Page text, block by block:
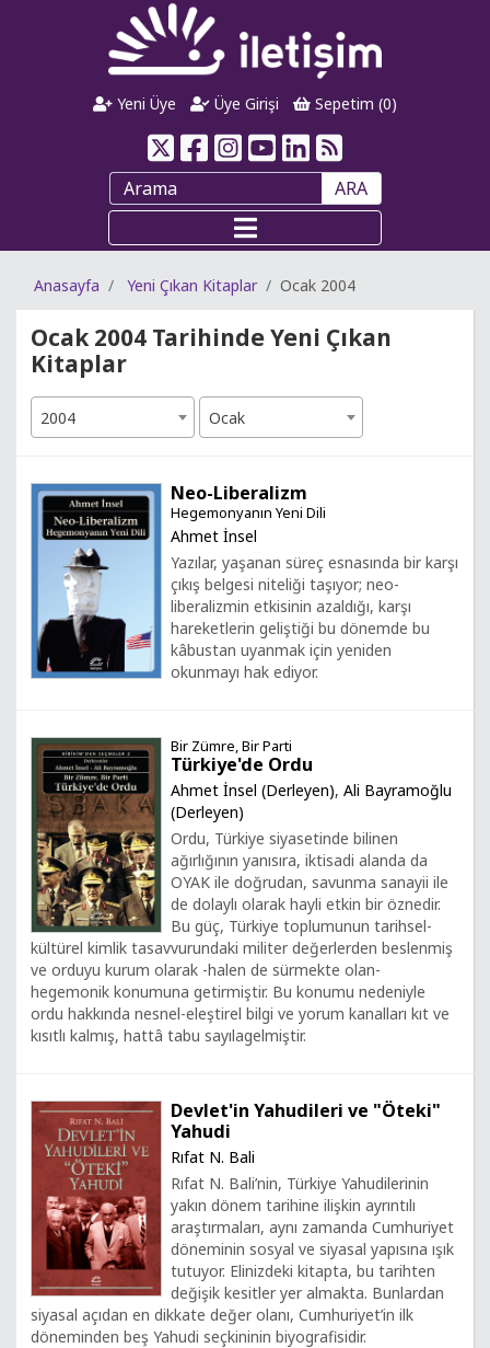
Yeni Üye Üye Girişi Sepetim (0)
ARA
Anasayfa Yeni Çıkan Kitaplar Ocak 2004
Ocak 2004 Tarihinde Yeni Çıkan
Kitaplar
2004 Ocak
Neo-Liberalizm
Hegemonyanın Yeni Dili
Ahmet İnsel
Yazılar, yaşanan süreç esnasında bir karşı
çıkış belgesi niteliği taşıyor; neo-
liberalizmin etkisinin azaldığı, karşı
hareketlerin geliştiği bu dönemde bu
kâbustan uyanmak için yeniden
okunmayı hak ediyor.
Bir Zümre, Bir Parti
Türkiye'de Ordu
Ahmet İnsel (Derleyen), Ali Bayramoğlu
(Derleyen)
Ordu, Türkiye siyasetinde bilinen
ağırlığının yanısıra, iktisadi alanda da
OYAK ile doğrudan, savunma sanayii ile
de dolaylı olarak hayli etkin bir öznedir.
Bu güç, Türkiye toplumunun tarihsel-
kültürel kimlik tasavvurundaki militer değerlerden beslenmiş
ve orduyu kurum olarak -halen de sürmekte olan-
hegemonik konumuna getirmiştir. Bu konumu nedeniyle
ordu hakkında nesnel-eleştirel bilgi ve yorum kanalları kıt ve
kısıtlı kalmış, hattâ tabu sayılagelmiştir.
Devlet'in Yahudileri ve "Öteki"
Yahudi
Rıfat N. Bali
Rıfat N. Bali’nin, Türkiye Yahudilerinin
yakın dönem tarihine ilişkin ayrıntılı
araştırmaları, aynı zamanda Cumhuriyet
döneminin sosyal ve siyasal yapısına ışık
tutuyor. Elinizdeki kitapta, bu tarihten
değişik kesitler yer almakta. Bunlardan
siyasal açıdan en dikkate değer olanı, Cumhuriyet’in ilk
döneminden beş Yahudi seçkininin biyografisidir.